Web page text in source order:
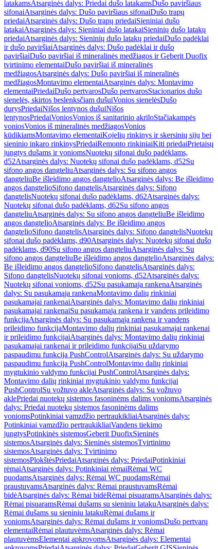
latakamsAtsarginės dalys: Priedai dušo latakamsDušo paviršiaus
sifonaiAtsarginės dalys: Dušo paviršiaus sifonaiDušo trapų
priedaiAtsarginės dalys: Dušo trapų priedaiSieniniai dušo
latakaiAtsarginės dalys: Sieniniai dušo latakaiSieninių dušo latakų
priedaiAtsarginės dalys: Sieninių dušo latakų priedaiDušo padėklai
ir dušo paviršiaiAtsarginės dalys: Dušo padėklai ir dušo
paviršiaiDušo paviršiai iš mineralinės medžiagos ir Geberit Duofix
tvirtinimo elementaiDušo paviršiai iš mineralinės
medžiagosAtsarginės dalys: Dušo paviršiai iš mineralinės
medžiagosMontavimo elementaiAtsarginės dalys: Montavimo
elementaiPriedaiDušo pertvarosDušo pertvarosStacionarios dušo
sienelės, skirtos beslenksčiam dušuiVonios sienelėsDušo
durysPriedaiNišos lentynos dušuiNišos
lentynosPriedaiVoniosVonios iš sanitarinio akriloStačiakampės
voniosVonios iš mineralinės medžiagosVonios
kūdikiamsMontavimo elementaiKojelių rinkinys ir skersinių sijų bei
sieninio inkaro rinkinysPriedaiRemonto rinkiniaiKiti priedaiPrietaisų
jungtys dušams ir voniomsNuotekų sifonai dušo padėklams,
d52Atsarginės dalys: Nuotekų sifonai dušo padėklams, d52Su
sifono angos dangteliuAtsarginės dalys: Su sifono angos
dangteliuBe išleidimo angos dangtelioAtsarginės dalys: Be išleidimo
angos dangtelioSifono dangtelisAtsarginės dalys: Sifono
dangtelisNuotekų sifonai dušo padėklams, d62Atsarginės dalys:
Nuotekų sifonai dušo padėklams, d62Su sifono angos
dangteliuAtsarginės dalys: Su sifono angos dangteliuBe išleidimo
angos dangtelioAtsarginės dalys: Be išleidimo angos
dangtelioSifono dangtelisAtsarginės dalys: Sifono dangtelisNuotekų
sifonai dušo padėklams, d90Atsarginės dalys: Nuotekų sifonai dušo
padėklams, d90Su sifono angos dangteliuAtsarginės dalys: Su
sifono angos dangteliuBe išleidimo angos dangtelioAtsarginės dalys:
Be išleidimo angos dangtelioSifono dangtelisAtsarginės dalys:
Sifono dangtelisNuotekų sifonai vonioms, d52Atsarginės dalys:
Nuotekų sifonai vonioms, d52Su pasukamąja rankenaAtsarginės
dalys: Su pasukamąja rankenaMontavimo dalių rinkiniai
pasukamajai rankenaiAtsarginės dalys: Montavimo dalių rinkiniai
pasukamajai rankenaiSu pasukamąja rankena ir vandens prileidimo
funkcijaAtsarginės dalys: Su pasukamąja rankena ir vandens
prileidimo funkcijaMontavimo dalių rinkiniai pasukamajai rankenai
ir prileidimo funkcijaiAtsarginės dalys: Montavimo dalių rinkiniai
pasukamajai rankenai ir prileidimo funkcijaiSu uždarymo
paspaudimu funkcija PushControlAtsarginės dalys: Su uždarymo
paspaudimu funkcija PushControlMontavimo dalių rinkiniai
mygtukinio valdymo funkcijai PushControlAtsarginės dalys:
Montavimo dalių rinkiniai mygtukinio valdymo funkcijai
PushControlSu vožtuvo akleAtsarginės dalys: Su vožtuvo
aklePriedai nuotekų sistemos fasoninėms dalims voniomsAtsarginės
dalys: Priedai nuotekų sistemos fasoninėms dalims
voniomsPotinkiniai vamzdžio pertraukikliaiAtsarginės dalys:
Potinkiniai vamzdžio pertraukikliaiVandens tiekimo
jungtysPotinkinės sistemosGeberit DuofixSieninės
sistemosAtsarginės dalys: Sieninės sistemosTvirtinimo
sistemosAtsarginės dalys: Tvirtinimo
sistemosPlokštėsPriedaiAtsarginės dalys: PriedaiPotinkiniai
rėmaiAtsarginės dalys: Potinkiniai rėmaiRėmai WC
puodamsAtsarginės dalys: Rėmai WC puodamsRėmai
praustuvamsAtsarginės dalys: Rėmai praustuvamsRėmai
bidėAtsarginės dalys: Rėmai bidėRėmai pisuaramsAtsarginės dalys:
Rėmai pisuaramsRėmai dušams su sieniniu latakuAtsarginės dalys:
Rėmai dušams su sieniniu latakuRėmai dušams ir
voniomsAtsarginės dalys: Rėmai dušams ir voniomsDušo pertvarų
elementaiRėmai plautuvėmsAtsarginės dalys: Rėmai
plautuvėmsElementai apkrovomsAtsarginės dalys: Elementai